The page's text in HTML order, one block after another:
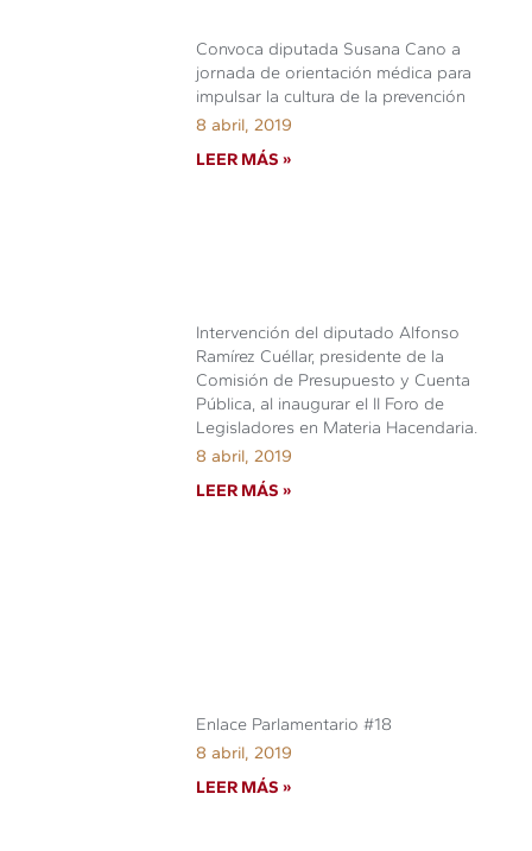
Convoca diputada Susana Cano a
jornada de orientación médica para
impulsar la cultura de la prevención
8 abril, 2019
LEER MÁS »
Intervención del diputado Alfonso
Ramírez Cuéllar, presidente de la
Comisión de Presupuesto y Cuenta
Pública, al inaugurar el II Foro de
Legisladores en Materia Hacendaria.
8 abril, 2019
LEER MÁS »
Enlace Parlamentario #18
8 abril, 2019
LEER MÁS »